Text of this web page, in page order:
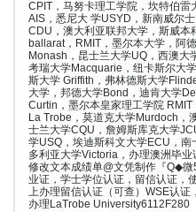
CPIT，马努卡理工学院，坎特伯
AIS，悉尼大 学USYD，新南威尔
CDU，澳大利亚联邦大学，斯威
ballarat，RMIT，墨尔本大学，阿
Monash，昆士兰大学UQ，西澳大
考瑞大学Macquarie，纽卡斯尔大
斯大学 Griffith，弗林德斯大学
大学，邦德大学Bond，迪肯大学
Curtin，墨尔本皇家理工学院
La Trobe，莫道克大学Murdoch，
士兰大学CQU，詹姆斯库克大学
学USQ，埃迪斯科文大学ECU，
多利亚大学Victoria，办理澳洲毕
修改文本成绩单@文凭制作『Q◆
业证，学士学位认证，留信认证，
上办理留信认证（可查）WSE认
办理LaTrobe University6112F280